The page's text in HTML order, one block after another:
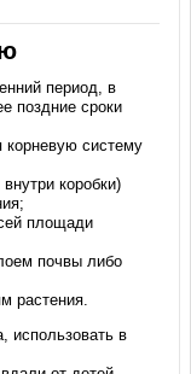
период, в
поздние сроки
систему
коробки)
площади
почвы либо
растения.
использовать в